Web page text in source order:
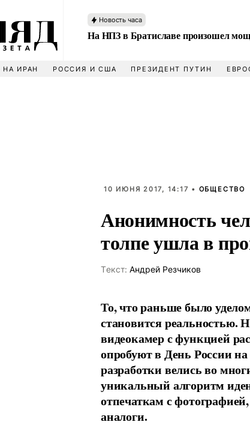
Новость часа
На НПЗ в Братиславе произошел
НА ИРАН РОССИЯ И США ПРЕЗИДЕНТ ПУТИН
10 ИЮНЯ 2017, 14:17 • ОБЩЕСТВО
Анонимность
толпе ушла в
Tекст: Андрей Резчиков
То, что раньше было
становится реальностью.
видеокамер с функцией
опробуют в День России
разработки велись во
уникальный алгоритм
отпечаткам с
аналоги.